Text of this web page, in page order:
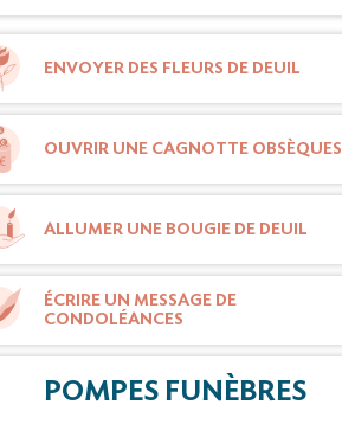
ENVOYER DES FLEURS DE DEUIL
OUVRIR UNE CAGNOTTE OBSÈQUES
ALLUMER UNE BOUGIE DE DEUIL
ÉCRIRE UN MESSAGE DE
CONDOLÉANCES
POMPES FUNÈBRES